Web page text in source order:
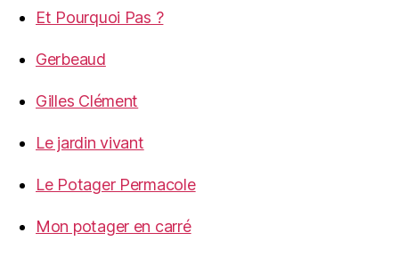
Et Pourquoi Pas ?
Gerbeaud
Gilles Clément
Le jardin vivant
Le Potager Permacole
Mon potager en carré